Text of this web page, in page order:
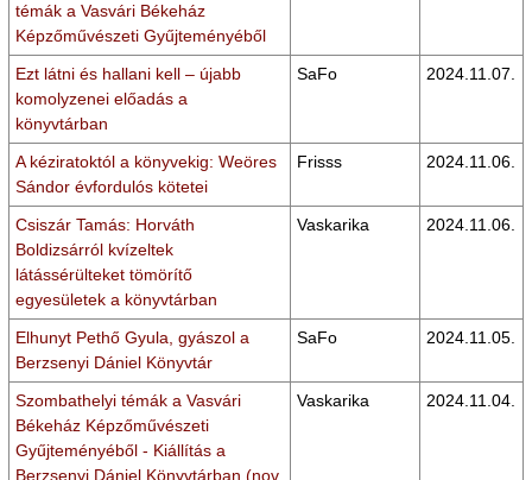
témák a Vasvári Békeház
Képzőművészeti Gyűjteményéből
Ezt látni és hallani kell – újabb
komolyzenei előadás a
könyvtárban
SaFo 2024.11.07.
A kéziratoktól a könyvekig: Weöres
Sándor évfordulós kötetei
Frisss 2024.11.06.
Csiszár Tamás: Horváth
Boldizsárról kvízeltek
látássérülteket tömörítő
egyesületek a könyvtárban
Vaskarika 2024.11.06.
Elhunyt Pethő Gyula, gyászol a
Berzsenyi Dániel Könyvtár
SaFo 2024.11.05.
Szombathelyi témák a Vasvári
Békeház Képzőművészeti
Gyűjteményéből - Kiállítás a
Berzsenyi Dániel Könyvtárban (nov.
Vaskarika 2024.11.04.